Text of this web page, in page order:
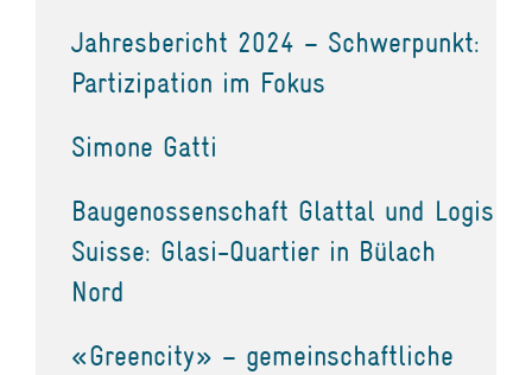
Jahresbericht 2024 – Schwerpunkt:
Partizipation im Fokus
Simone Gatti
Baugenossenschaft Glattal und Logis
Suisse: Glasi-Quartier in Bülach
Nord
«Greencity» – gemeinschaftliche